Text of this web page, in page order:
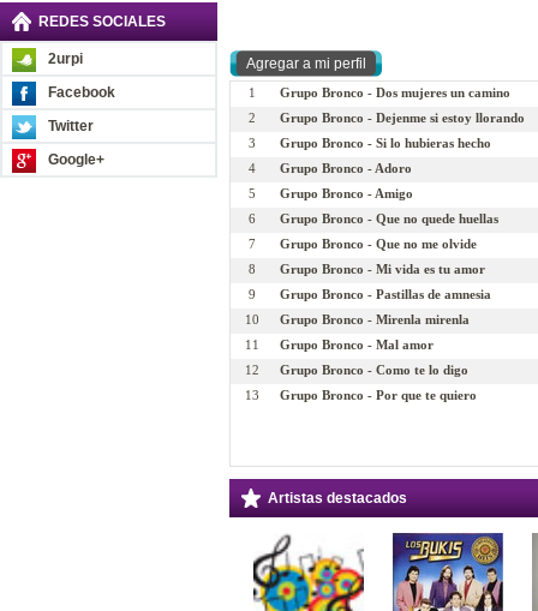
REDES SOCIALES
2urpi
Facebook
Twitter
Google+
1
Grupo Bronco - Dos mujeres un camino
2
Grupo Bronco - Dejenme si estoy llorando
3
Grupo Bronco - Si lo hubieras hecho
4
Grupo Bronco - Adoro
5
Grupo Bronco - Amigo
6
Grupo Bronco - Que no quede huellas
7
Grupo Bronco - Que no me olvide
8
Grupo Bronco - Mi vida es tu amor
9
Grupo Bronco - Pastillas de amnesia
10
Grupo Bronco - Mirenla mirenla
11
Grupo Bronco - Mal amor
12
Grupo Bronco - Como te lo digo
13
Grupo Bronco - Por que te quiero
Artistas destacados